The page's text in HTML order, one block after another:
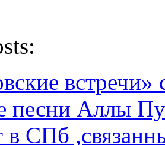
песни Аллы
в СПб